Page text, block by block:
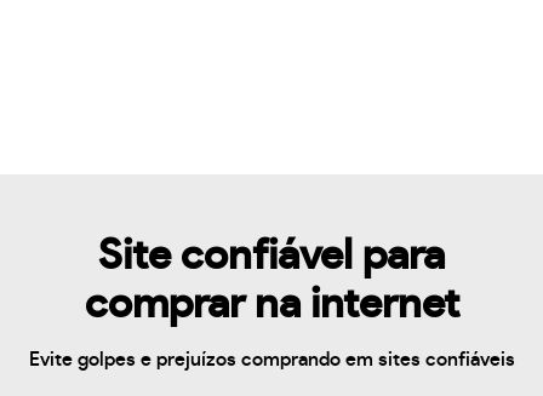
Site confiável para
comprar na internet
Evite golpes e prejuízos comprando em sites confiáveis